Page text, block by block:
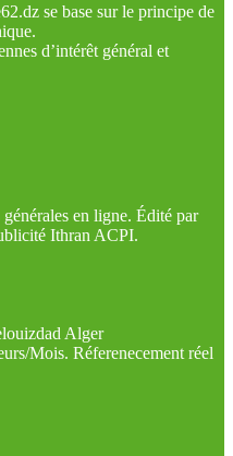
se base sur le principe de
d’intérêt général et
en ligne. Édité par
Ithran ACPI.
Alger
Mois. Réferenecement réel